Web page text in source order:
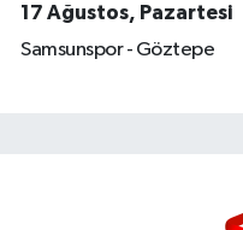
17 Ağustos, Pazartesi
Samsunspor - Göztepe